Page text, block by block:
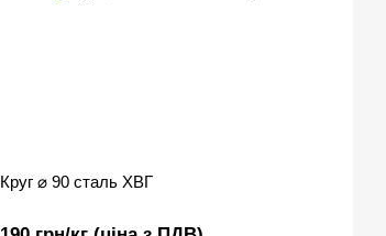
Круг ⌀ 90 сталь ХВГ